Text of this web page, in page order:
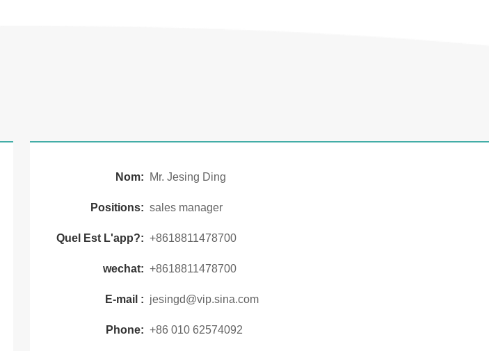
Nom: Mr. Jesing Ding
Positions: sales manager
Quel Est L'app?: +8618811478700
wechat: +8618811478700
E-mail : jesingd@vip.sina.com
Phone: +86 010 62574092